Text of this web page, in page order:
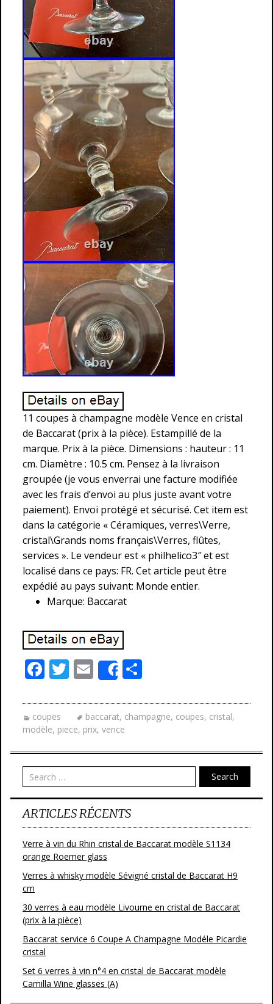
11 coupes à champagne modèle Vence en cristal
de Baccarat (prix à la pièce). Estampillé de la
marque. Prix à la pièce. Dimensions : hauteur : 11
cm. Diamètre : 10.5 cm. Pensez à la livraison
groupée (je vous enverrai une facture modifiée
avec les frais d’envoi au plus juste avant votre
paiement). Envoi protégé et sécurisé. Cet item est
dans la catégorie « Céramiques, verres\Verre,
cristal\Grands noms français\Verres, flûtes,
services ». Le vendeur est « philhelico3″ et est
localisé dans ce pays: FR. Cet article peut être
expédié au pays suivant: Monde entier.
Marque: Baccarat
F
e
b
o
o
k
T
itt
er
E
m
ai
l
Share
ta
g
er
coupes baccarat, champagne, coupes, cristal,
modèle, piece, prix, vence
Search
ARTICLES RÉCENTS
Verre à vin du Rhin cristal de Baccarat modèle S1134
orange Roemer glass
Verres à whisky modèle Sévigné cristal de Baccarat H9
cm
30 verres à eau modèle Livourne en cristal de Baccarat
(prix à la pièce)
Baccarat service 6 Coupe A Champagne Modéle Picardie
cristal
Set 6 verres à vin n°4 en cristal de Baccarat modèle
Camilla Wine glasses (A)